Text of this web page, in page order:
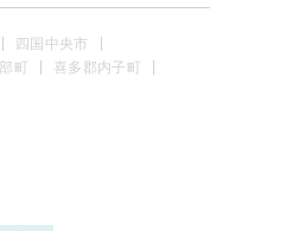
四国中央市
町
喜多郡内子町